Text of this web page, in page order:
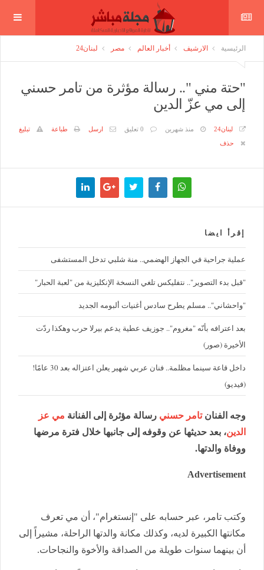
الرئيسية الارشيف أخبار العالم مصر لبنان24
"حتة مني ".. رسالة مؤثرة من تامر حسني
إلى مي عزّ الدين
لبنان24 منذ شهرين 0 تعليق ارسل طباعة
تبليغ
حذف
إقرأ ايضا
عملية جراحية في الجهاز الهضمي.. منة شلبي تدخل المستشفى
"قبل بدء التصوير".. نتفليكس تلغي النسخة الإنكليزية من "لعبة الحبار"
"واحشاني".. مسلم يطرح سادس أغنيات ألبومه الجديد
بعد اعترافه بأنّه "مغروم".. جوزيف عطية يدعم بيرلا حرب وهكذا ردّت
الأخيرة (صور)
داخل قاعة سينما مظلمة.. فنان عربي شهير يعلن اعتزاله بعد 30 عامًا!
(فيديو)
وجه الفنانتامر حسني رسالة مؤثرة إلى الفنانة مي عز
الدين، بعد حديثها عن وقوفه إلى جانبها خلال فترة مرضها
ووفاة والدتها.
Advertisement
وكتب تامر، عبر حسابه على "إنستغرام"، أن مي تعرف
مكانتها الكبيرة لديه، وكذلك مكانة والدتها الراحلة، مشيراً إلى
أن بينهما سنوات طويلة من الصداقة والأخوة والنجاحات.